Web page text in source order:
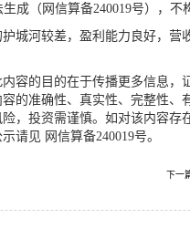
（网信算备240019号），不
河较差，盈利能力良好，营
的目的在于传播更多信息，
的准确性、真实性、完整性
，投资需谨慎。如对该内容
请见 网信算备240019号。
下一